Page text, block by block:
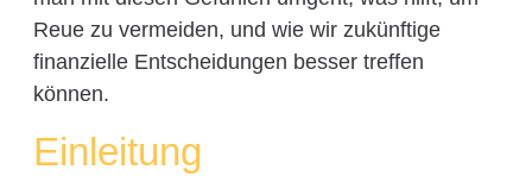
Reue zu vermeiden, und wie wir zukünftige
finanzielle Entscheidungen besser treffen
können.
Einleitung